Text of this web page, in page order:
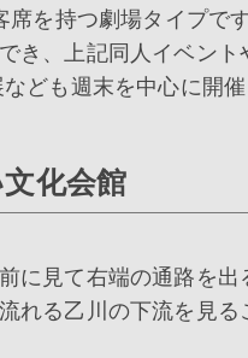
席を持つ劇場タイプで
き、上記同人イベン
ども週末を中心に開
化会館
に見て右端の通路を出
れる乙川の下流を見る